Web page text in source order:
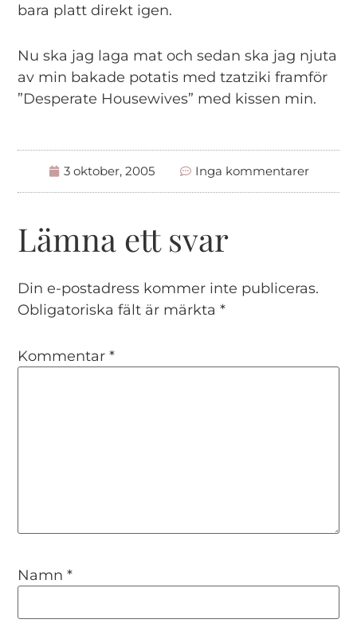
bara platt direkt igen.
Nu ska jag laga mat och sedan ska jag njuta
av min bakade potatis med tzatziki framför
”Desperate Housewives” med kissen min.
3 oktober, 2005 Inga kommentarer
Lämna ett svar
Din e-postadress kommer inte publiceras.
Obligatoriska fält är märkta*
Kommentar*
Namn*